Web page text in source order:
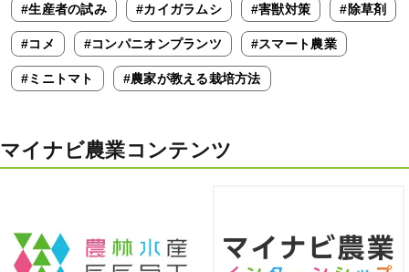
#生産者の試み #カイガラムシ #害獣対策 #除草剤
#コメ #コンパニオンプランツ #スマート農業
#ミニトマト #農家が教える栽培方法
マイナビ農業コンテンツ